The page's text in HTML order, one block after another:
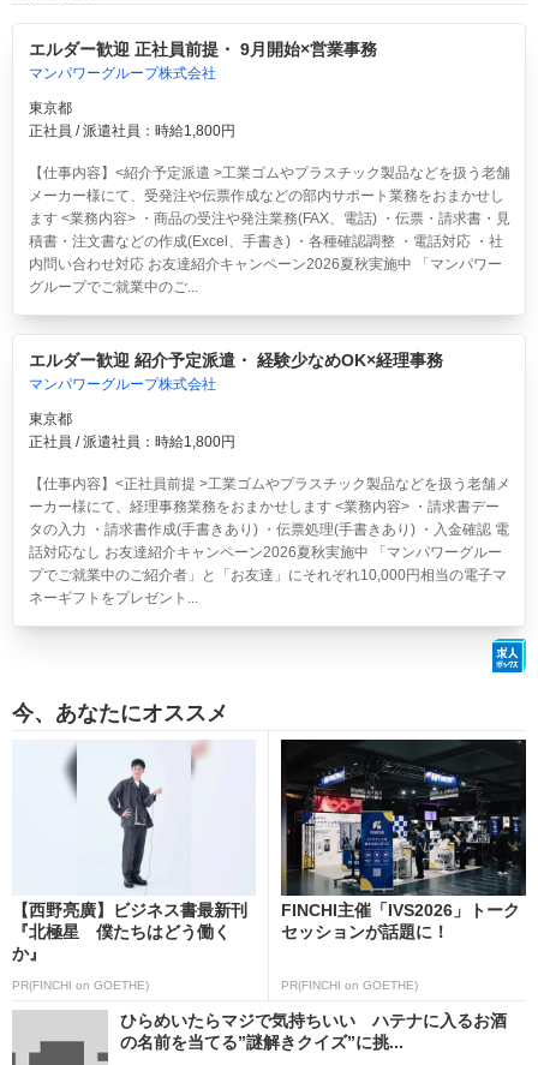
エルダー歓迎 正社員前提・ 9月開始×営業事務
マンパワーグループ株式会社
東京都
正社員 / 派遣社員：時給1,800円
【仕事内容】<紹介予定派遣 >工業ゴムやプラスチック製品などを扱う老舗
メーカー様にて、受発注や伝票作成などの部内サポート業務をおまかせし
ます <業務内容> ・商品の受注や発注業務(FAX、電話) ・伝票・請求書・見
積書・注文書などの作成(Excel、手書き) ・各種確認調整 ・電話対応 ・社
内問い合わせ対応 お友達紹介キャンペーン2026夏秋実施中 「マンパワー
グループでご就業中のご...
エルダー歓迎 紹介予定派遣・ 経験少なめOK×経理事務
マンパワーグループ株式会社
東京都
正社員 / 派遣社員：時給1,800円
【仕事内容】<正社員前提 >工業ゴムやプラスチック製品などを扱う老舗メ
ーカー様にて、経理事務業務をおまかせします <業務内容> ・請求書デー
タの入力 ・請求書作成(手書きあり) ・伝票処理(手書きあり) ・入金確認 電
話対応なし お友達紹介キャンペーン2026夏秋実施中 「マンパワーグルー
プでご就業中のご紹介者」と「お友達」にそれぞれ10,000円相当の電子マ
ネーギフトをプレゼント...
今、あなたにオススメ
【西野亮廣】ビジネス書最新刊
『北極星 僕たちはどう働く
か』
PR(FINCHI on GOETHE)
FINCHI主催「IVS2026」トーク
セッションが話題に！
PR(FINCHI on GOETHE)
ひらめいたらマジで気持ちいい ハテナに入るお酒
の名前を当てる”謎解きクイズ”に挑...